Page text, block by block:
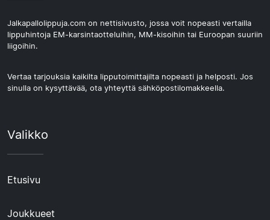
Jalkapallolippuja.com on nettisivusto, jossa voit nopeasti vertailla
lippuhintoja EM-karsintaotteluihin, MM-kisoihin tai Euroopan suuriin
liigoihin.
Vertaa tarjouksia kaikilta lipputoimittajilta nopeasti ja helposti. Jos
sinulla on kysyttävää, ota yhteyttä sähköpostilomakkeella.
Valikko
Etusivu
Joukkueet